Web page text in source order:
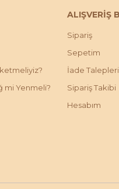
mi Yenmeli?
ALIŞVERİŞ
Sipariş
Sepetim
İade
Sipariş Takibi
Hesabım